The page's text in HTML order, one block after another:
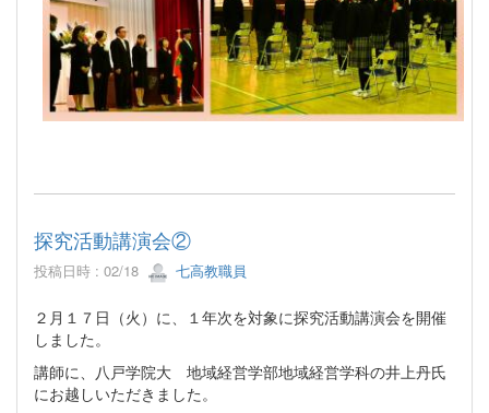
探究活動講演会②
投稿日時 : 02/18 七高教職員
２月１７日（火）に、１年次を対象に探究活動講演会を開催
しました。
講師に、八戸学院大 地域経営学部地域経営学科の井上丹氏
にお越しいただきました。